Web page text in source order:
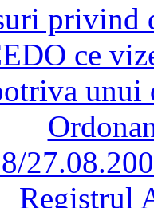
privind
ce
unui